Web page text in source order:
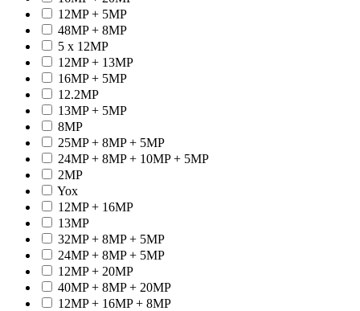
12MP + 5MP
48MP + 8MP
5 x 12MP
12MP + 13MP
16MP + 5MP
12.2MP
13MP + 5MP
8MP
25MP + 8MP + 5MP
24MP + 8MP + 10MP + 5MP
2MP
Yox
12MP + 16MP
13MP
32MP + 8MP + 5MP
24MP + 8MP + 5MP
12MP + 20MP
40MP + 8MP + 20MP
12MP + 16MP + 8MP